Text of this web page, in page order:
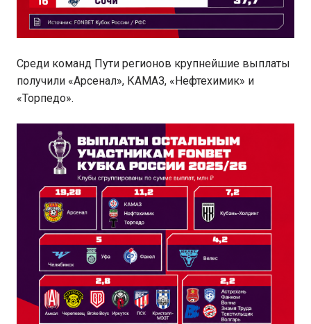
Среди команд Пути регионов крупнейшие выплаты
получили «Арсенал», КАМАЗ, «Нефтехимик» и
«Торпедо».